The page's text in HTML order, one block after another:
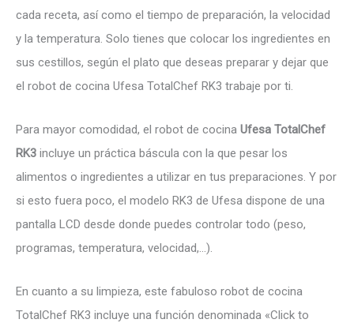
cada receta, así como el tiempo de preparación, la velocidad
y la temperatura. Solo tienes que colocar los ingredientes en
sus cestillos, según el plato que deseas preparar y dejar que
el robot de cocina Ufesa TotalChef RK3 trabaje por ti.
Para mayor comodidad, el robot de cocina Ufesa TotalChef
RK3 incluye un práctica báscula con la que pesar los
alimentos o ingredientes a utilizar en tus preparaciones. Y por
si esto fuera poco, el modelo RK3 de Ufesa dispone de una
pantalla LCD desde donde puedes controlar todo (peso,
programas, temperatura, velocidad,…).
En cuanto a su limpieza, este fabuloso robot de cocina
TotalChef RK3 incluye una función denominada «Click to